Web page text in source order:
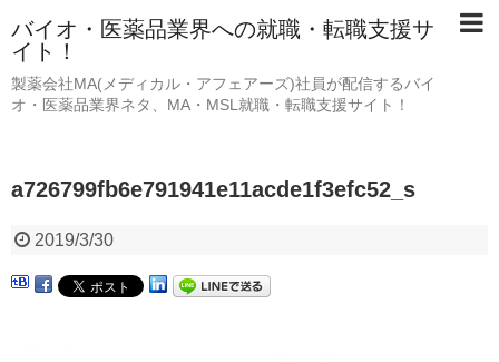
バイオ・医薬品業界への就職・転職支援サ
イト！
製薬会社MA(メディカル・アフェアーズ)社員が配信するバイ
オ・医薬品業界ネタ、MA・MSL就職・転職支援サイト！
a726799fb6e791941e11acde1f3efc52_s
2019/3/30